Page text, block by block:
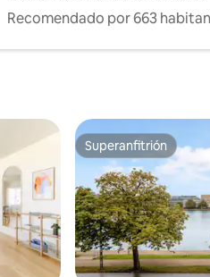
Recomendado por 663
Superanfitrión
Superanfitrión